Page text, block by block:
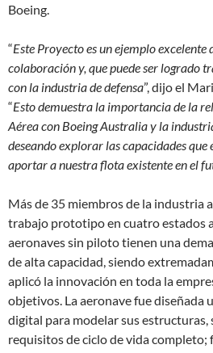
Boeing.
“Este Proyecto es un ejemplo
colaboración y, que puede ser logrado
con la industria de defensa”, dijo el
“Esto demuestra la importancia de la
Aérea con Boeing Australia y la
deseando explorar las capacidades que
aportar a nuestra flota existente en el
Más de 35 miembros de la industria
trabajo prototipo en cuatro estados
aeronaves sin piloto tienen una
de alta capacidad, siendo
aplicó la innovación en toda la
objetivos. La aeronave fue diseñada
digital para modelar sus estructuras,
requisitos de ciclo de vida completo;